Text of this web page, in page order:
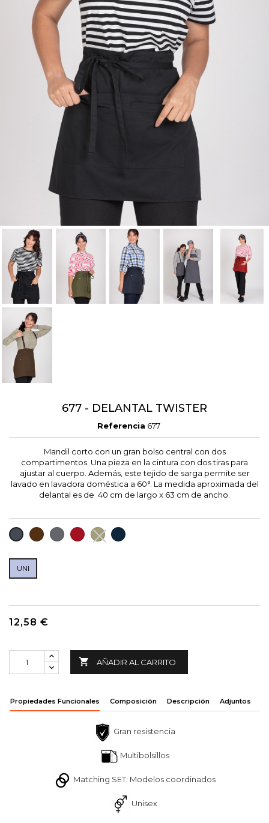
677 - DELANTAL TWISTER
Referencia 677
Mandil corto con un gran bolso central con dos
compartimentos. Una pieza en la cintura con dos tiras para
ajustar al cuerpo. Además, este tejido de sarga permite ser
lavado en lavadora doméstica a 60°. La medida aproximada del
delantal es de 40 cm de largo x 63 cm de ancho.
NEGROCHOCOLATE
GRIS
OSCURO
BURDEOS
VERDE
SECO
MARINO
NAVY
UNI
12,58 €
 AÑADIR AL CARRITO
Propiedades Funcionales Composición Descripción Adjuntos
Gran resistencia
Multibolsillos
Matching SET: Modelos coordinados
Unisex
Nombre de la lista de Favoritos
Cancelar Crear lista de Favoritos
lista de deseos.
Cancelar Iniciar sesión